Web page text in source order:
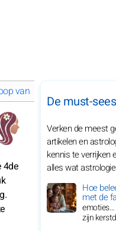
van december 2026 voor
4de
De must-
Verken de meest
artikelen en
kennis te verrijken
alles wat
Hoe
met de
emoties…
zijn